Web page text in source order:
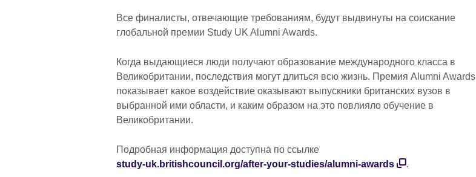
information
available.
Все финалисты, отвечающие требованиям, будут выдвинуты на соискание
глобальной премии Study UK Alumni Awards.
Когда выдающиеся люди получают образование международного класса в
Великобритании, последствия могут длиться всю жизнь. Премия Alumni Awards
показывает какое воздействие оказывают выпускники британских вузов в
выбранной ими области, и каким образом на это повлияло обучение в
Великобритании.
Подробная информация доступна по ссылке
study-uk.britishcouncil.org/after-your-studies/alumni-awards
.